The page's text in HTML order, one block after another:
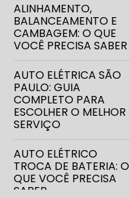
ALINHAMENTO,
BALANCEAMENTO E
CAMBAGEM: O QUE
VOCÊ PRECISA SABER
AUTO ELÉTRICA SÃO
PAULO: GUIA
COMPLETO PARA
ESCOLHER O MELHOR
SERVIÇO
AUTO ELÉTRICO
TROCA DE BATERIA: O
QUE VOCÊ PRECISA
SABER